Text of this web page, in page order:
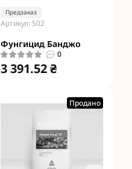
Предзаказ
Артикул: 502
Фунгицид Банджо
0
3 391.52 ₴
Продано